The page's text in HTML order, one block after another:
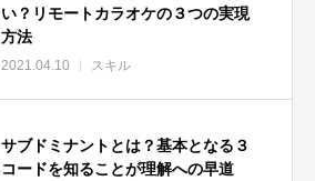
い？リモートカラオケの３つの実現
方法
2021.04.10 スキル
サブドミナントとは？基本となる３
コードを知ることが理解への早道